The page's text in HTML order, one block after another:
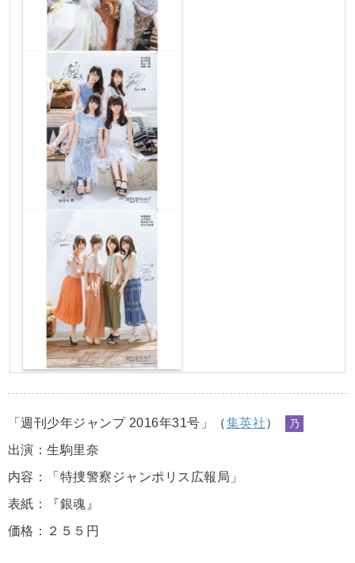
「週刊少年ジャンプ 2016年31号」（集英社） 乃
出演：生駒里奈
内容：「特捜警察ジャンポリス広報局」
表紙：『銀魂』
価格：２５５円